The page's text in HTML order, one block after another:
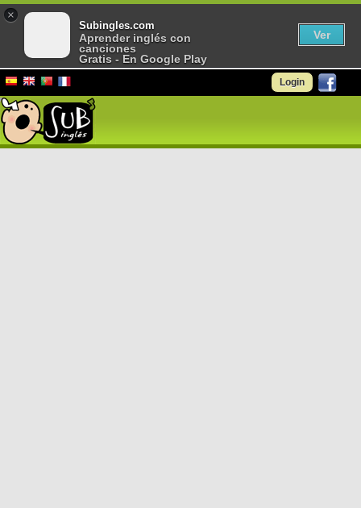
Login
×
Subingles.com
Aprender inglés con
canciones
Gratis - En Google Play
Ver